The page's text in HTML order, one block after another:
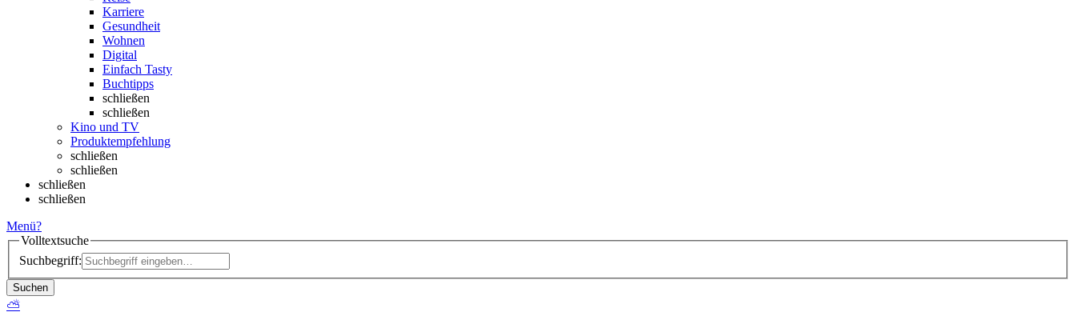
Karriere
Gesundheit
Wohnen
Digital
Einfach Tasty
Buchtipps
schließen
schließen
Kino und TV
Produktempfehlung
schließen
schließen
schließen
schließen
Menü?
Volltextsuche
Suchbegriff:
Suchen
⛅